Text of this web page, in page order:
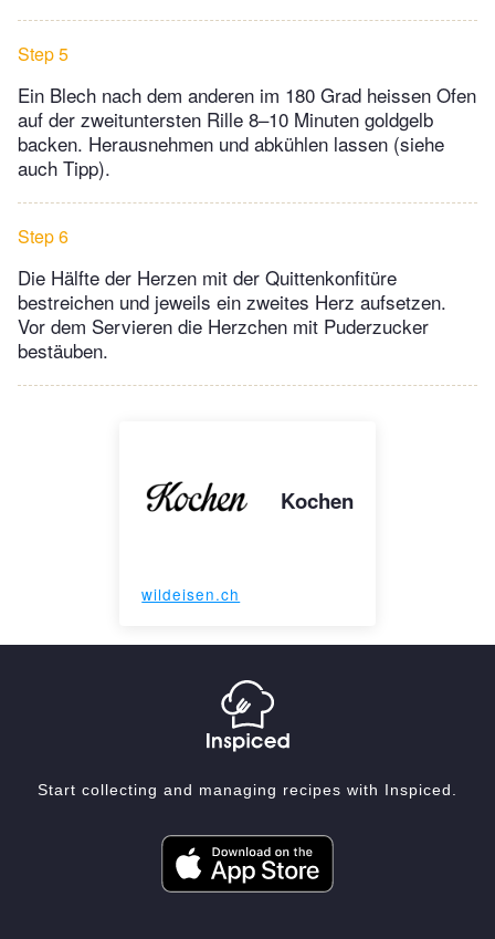
Step 5
Ein Blech nach dem anderen im 180 Grad heissen Ofen
auf der zweituntersten Rille 8–10 Minuten goldgelb
backen. Herausnehmen und abkühlen lassen (siehe
auch Tipp).
Step 6
Die Hälfte der Herzen mit der Quittenkonfitüre
bestreichen und jeweils ein zweites Herz aufsetzen.
Vor dem Servieren die Herzchen mit Puderzucker
bestäuben.
Kochen
wildeisen.ch
Start collecting and managing recipes with Inspiced.